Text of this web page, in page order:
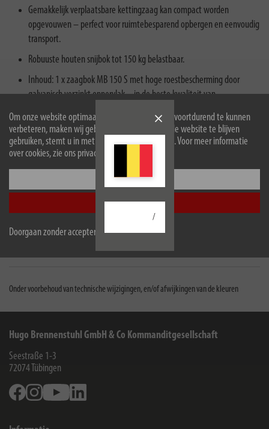
Om onze website optimaal voor u in te richten en voortdurend te kunnen
verbeteren, maken wij gebruik van cookies. Door de website te blijven
gebruiken, stemt u in met het gebruik van cookies. Voor meer informatie
over cookies, zie ons privacybeleid.
Configureer
Accepteer alle
Doorgaan zonder accepteren
/
Gemakkelijk verplaatsbare kettingzaag kan compact worden
opgevouwen – perfect voor ruimtebesparend opbergen en eenvoudig
transport.
Robuuste houten snijbok tot 150 kg belastbaar.
Inhoud: 1 x zaagbok MB 150 S met hoge roestbescherming door
galvanisch verzinkt oppervlak – in de beste kwaliteit van
Zaagbok als een anti-slip, vertand contactoppervlak - ideaal geschikt
voor kettingzagen of handzagen.
Onder voorbehoud van technische wijzigingen, en/of afwijkingen van de kleuren
Hugo Brennenstuhl GmbH & Co Kommanditgesellschaft
Seestraße 1-3
72074 Tübingen
FacebookInstagramYoutube